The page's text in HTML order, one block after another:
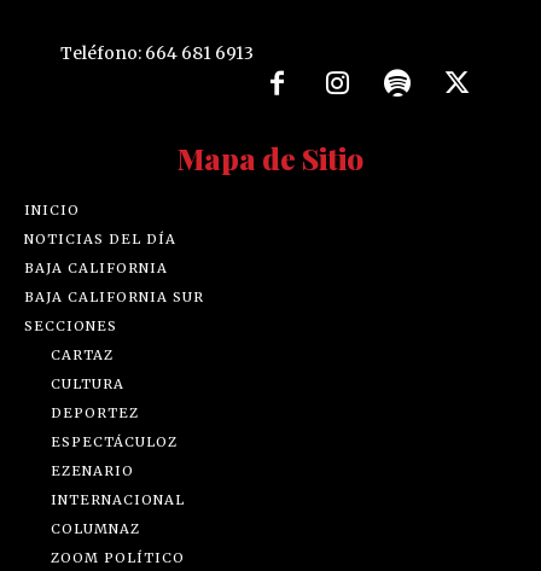
Teléfono: 664 681 6913
Mapa de Sitio
INICIO
NOTICIAS DEL DÍA
BAJA CALIFORNIA
BAJA CALIFORNIA SUR
SECCIONES
CARTAZ
CULTURA
DEPORTEZ
ESPECTÁCULOZ
EZENARIO
INTERNACIONAL
COLUMNAZ
ZOOM POLÍTICO